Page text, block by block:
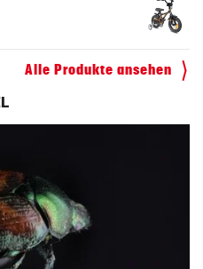
Alle Produkte ansehen